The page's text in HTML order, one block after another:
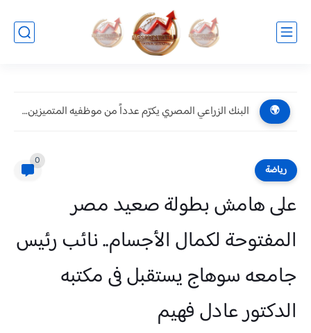
🌍 البنك الزراعي المصري يكرّم عدداً من موظفيه المتميزين لتحقيق ارقام...
رياضة
0
على هامش بطولة صعيد مصر
المفتوحة لكمال الأجسام.. نائب رئيس
جامعه سوهاج يستقبل فى مكتبه
الدكتور عادل فهيم